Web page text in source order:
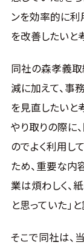
ンを効率的に利
を改善したいと
同社の森孝義取
減に加えて、事
を見直したいと
やり取りの際に
のでよく利用し
ため、重要な内
業は煩わしく、
と思っていた」と
そこで同社は、